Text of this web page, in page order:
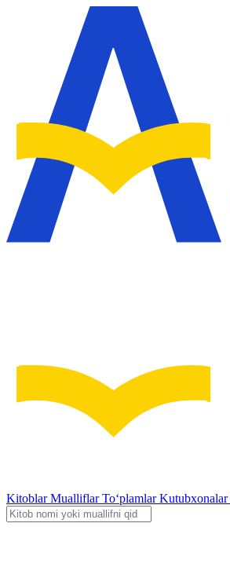
KitoblarMualliflarTo‘plamlarKutubxonalar